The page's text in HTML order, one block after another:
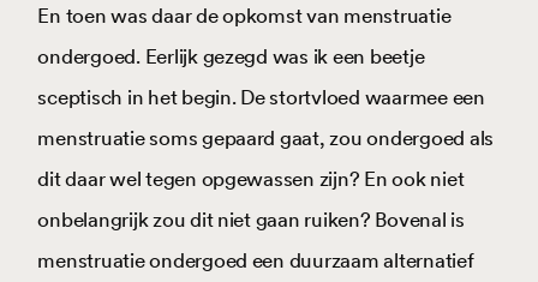
En toen was daar de opkomst van menstruatie
ondergoed. Eerlijk gezegd was ik een beetje
sceptisch in het begin. De stortvloed waarmee een
menstruatie soms gepaard gaat, zou ondergoed als
dit daar wel tegen opgewassen zijn? En ook niet
onbelangrijk zou dit niet gaan ruiken? Bovenal is
menstruatie ondergoed een duurzaam alternatief